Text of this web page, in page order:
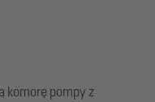
komorę pompy z